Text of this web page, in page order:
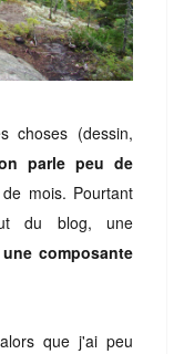
choses (dessin,
parle peu de
mois. Pourtant
du blog, une
une composante
que j'ai peu